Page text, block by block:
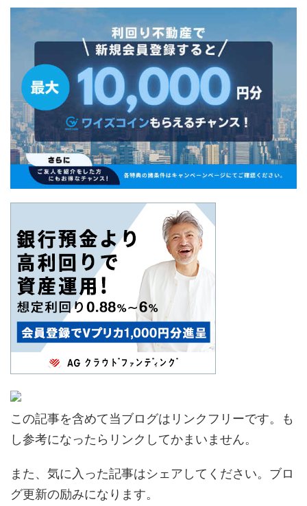
この記事を含めて当ブログはリンクフリーです。も
し参考になったらリンクしてかまいません。
また、気に入った記事はシェアしてください。ブロ
グ更新の励みになります。